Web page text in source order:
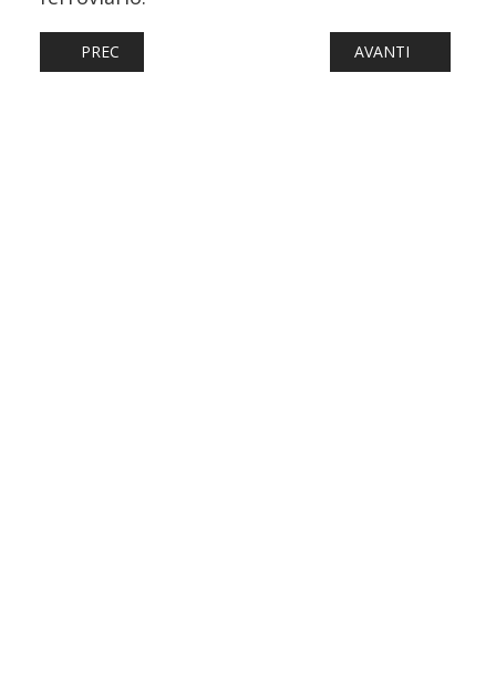
ARTICOLO PRECEDENTE: EGITTO, ARSENALE GROUP
PREC ARTICOLO
AVANTI